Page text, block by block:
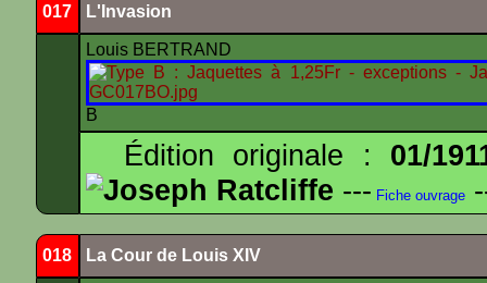
017 L'Invasion
Louis BERTRAND
B
Édition originale : 01/
Joseph Ratcliffe --- Fiche ouvrage
018 La Cour de Louis XIV